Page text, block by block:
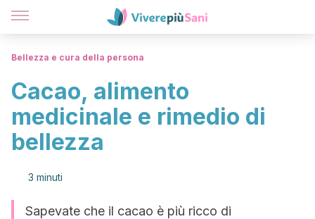
Bellezza e cura della persona
Cacao, alimento
medicinale e rimedio di
bellezza
3 minuti
Sapevate che il cacao è più ricco di